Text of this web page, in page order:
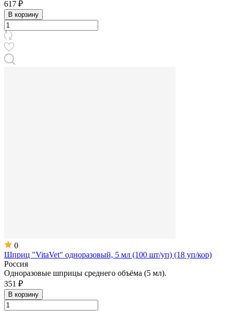
617 ₽
В корзину
0
Шприц "VitaVet" одноразовый, 5 мл (100 шт/уп) (18 уп/кор)
Россия
Одноразовые шприцы среднего объёма (5 мл).
351 ₽
В корзину